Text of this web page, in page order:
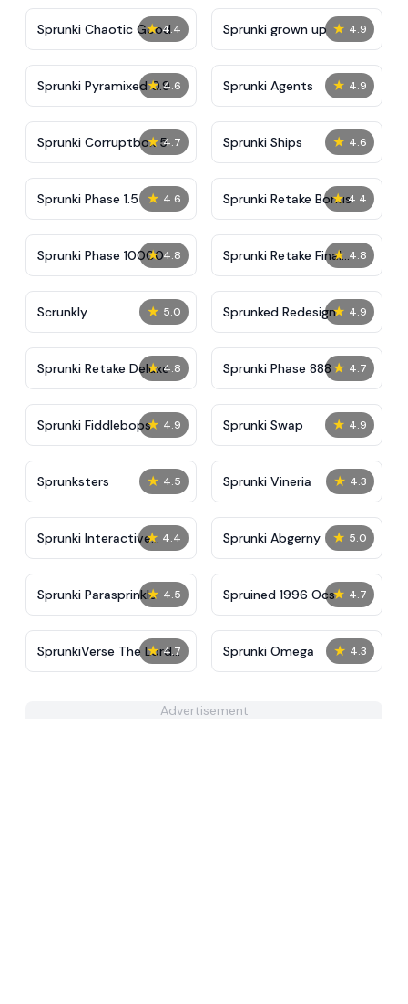
★ 4.4
Sprunki Chaotic Good ★ 4.9
Sprunki grown up
★ 4.6
Sprunki Pyramixed 0.9 ★ 4.9
Sprunki Agents
★ 4.7
Sprunki Corruptbox 5 ★ 4.6
Sprunki Ships
★ 4.6
Sprunki Phase 1.5 ★ 4.4
Sprunki Retake Bonus
★ 4.8
Sprunki Phase 10000 ★ 4.8
Sprunki Retake Final
Update
★ 5.0
Scrunkly ★ 4.9
Sprunked Redesign
★ 4.8
Sprunki Retake Deluxe ★ 4.7
Sprunki Phase 888
★ 4.9
Sprunki Fiddlebops ★ 4.9
Sprunki Swap
★ 4.5
Sprunksters ★ 4.3
Sprunki Vineria
★ 4.4
Sprunki Interactive
Tunner
★ 5.0
Sprunki Abgerny
★ 4.5
Sprunki Parasprinkle ★ 4.7
Spruined 1996 Ocs​
★ 4.7
SprunkiVerse The Lord
Update
★ 4.3
Sprunki Omega
Advertisement